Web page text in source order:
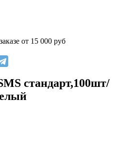
от 15 000 руб
стандарт,100шт/